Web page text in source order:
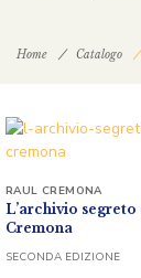
Home Catalogo
L’archivio segreto
Cremona
RAUL CREMONA
SECONDA EDIZIONE